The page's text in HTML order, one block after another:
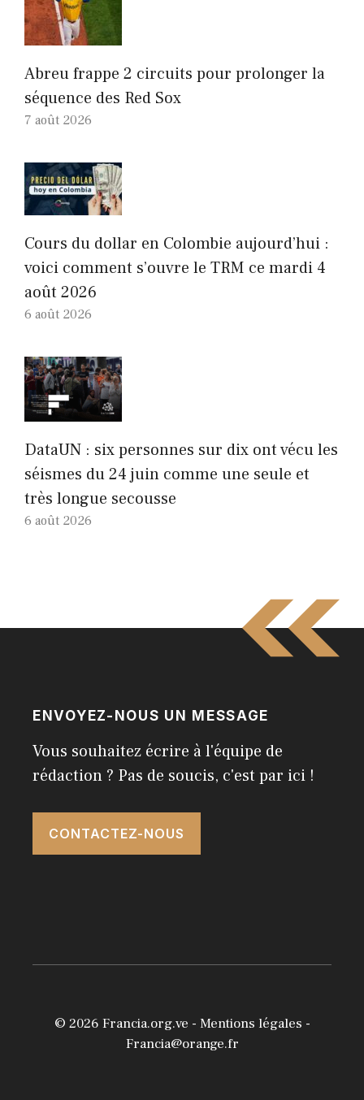
Abreu frappe 2 circuits pour prolonger la
séquence des Red Sox
7 août 2026
Cours du dollar en Colombie aujourd’hui :
voici comment s’ouvre le TRM ce mardi 4
août 2026
6 août 2026
DataUN : six personnes sur dix ont vécu les
séismes du 24 juin comme une seule et
très longue secousse
6 août 2026
ENVOYEZ-NOUS UN MESSAGE
Vous souhaitez écrire à l'équipe de
rédaction ? Pas de soucis, c'est par ici !
CONTACTEZ-NOUS
© 2026 Francia.org.ve - Mentions légales -
Francia@orange.fr